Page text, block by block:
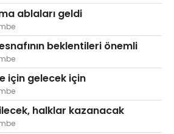
ablaları geldi
beklentileri önemli
için gelecek için
halklar kazanacak